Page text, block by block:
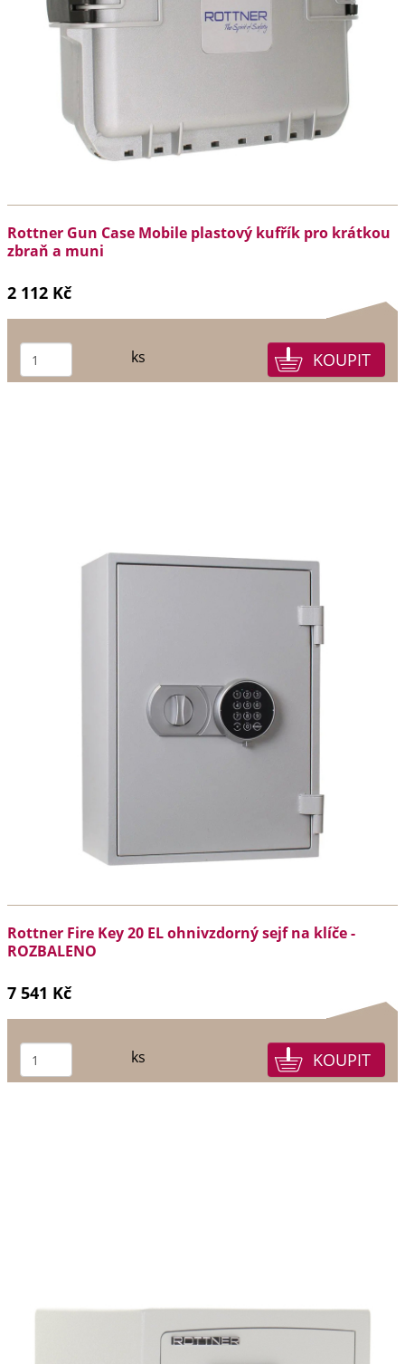
Rottner Gun Case Mobile plastový kufřík pro krátkou
zbraň a muni
2 112 Kč
ks
Rottner Fire Key 20 EL ohnivzdorný sejf na klíče -
ROZBALENO
7 541 Kč
ks